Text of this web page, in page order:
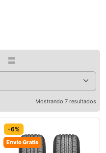
Mostrando 7 resultados
-6%
Envío Gratis